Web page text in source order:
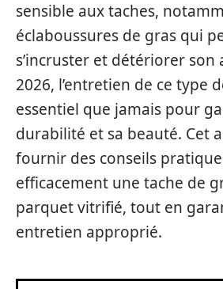
sensible aux taches,
éclaboussures de gras qui
s’incruster et détériorer son
2026, l’entretien de ce type
essentiel que jamais pour
durabilité et sa beauté. Cet
fournir des conseils
efficacement une tache de
parquet vitrifié, tout en
entretien approprié.